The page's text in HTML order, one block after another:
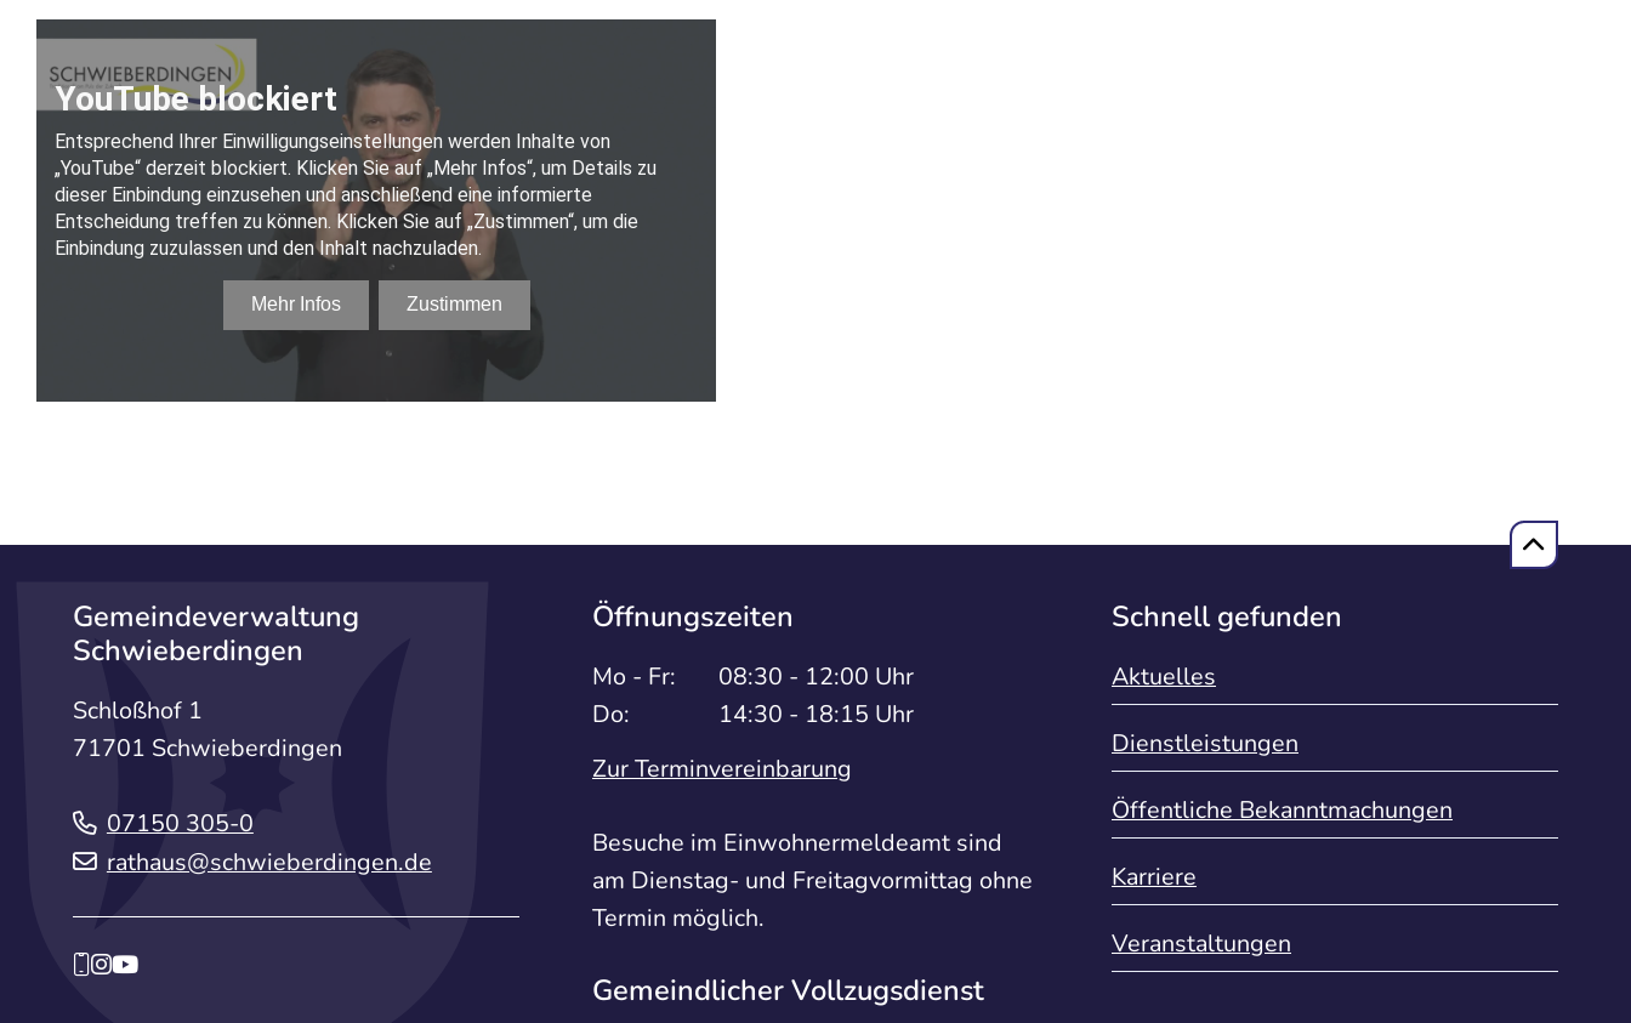
Gemeindeverwaltung
Schwieberdingen
Schloßhof 1
71701 Schwieberdingen
07150 305-0
rathaus@schwieberdingen.de
Öffnungszeiten
Mo - Fr:
08:30 - 12:00 Uhr
Do:
14:30 - 18:15 Uhr
Zur Terminvereinbarung
Besuche im Einwohnermeldeamt sind
am Dienstag- und Freitagvormittag ohne
Termin möglich.
Gemeindlicher Vollzugsdienst
Schnell gefunden
Aktuelles
Dienstleistungen
Öffentliche Bekanntmachungen
Karriere
Veranstaltungen